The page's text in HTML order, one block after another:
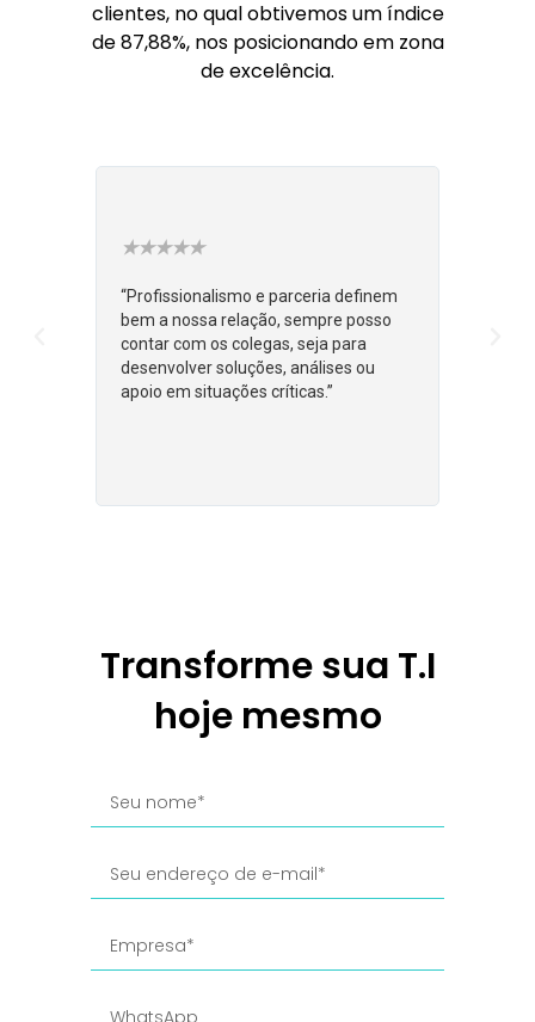
clientes, no qual obtivemos um índice
de 87,88%, nos posicionando em zona
de excelência.
★★★★★
“Profissionalismo e parceria definem
bem a nossa relação, sempre posso
contar com os colegas, seja para
desenvolver soluções, análises ou
apoio em situações críticas.”
Transforme sua T.I
hoje mesmo